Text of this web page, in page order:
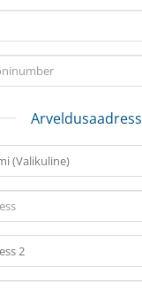
Arveldusaadress